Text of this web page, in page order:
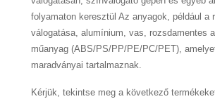
folyamaton keresztül Az anyagok, például a
válogatása, alumínium, vas, rozsdamentes
műanyag (ABS/PS/PP/PE/PC/PET),
maradványai tartalmaznak.
Kérjük, tekintse meg a következő